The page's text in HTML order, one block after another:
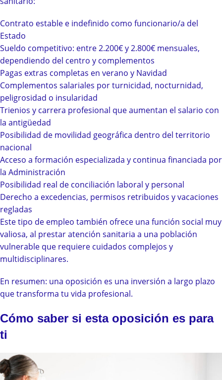
Contrato estable e indefinido como funcionario/a del
Estado
Sueldo competitivo: entre 2.200€ y 2.800€ mensuales,
dependiendo del centro y complementos
Pagas extras completas en verano y Navidad
Complementos salariales por turnicidad, nocturnidad,
peligrosidad o insularidad
Trienios y carrera profesional que aumentan el salario con
la antigüedad
Posibilidad de movilidad geográfica dentro del territorio
nacional
Acceso a formación especializada y continua financiada por
la Administración
Posibilidad real de conciliación laboral y personal
Derecho a excedencias, permisos retribuidos y vacaciones
regladas
Este tipo de empleo también ofrece una función social muy
valiosa, al prestar atención sanitaria a una población
vulnerable que requiere cuidados complejos y
multidisciplinares.
En resumen: una oposición es una inversión a largo plazo
que transforma tu vida profesional.
Cómo saber si esta oposición es para
ti